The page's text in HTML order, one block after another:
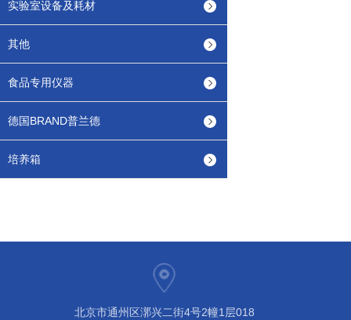
实验室设备及耗材
其他
食品专用仪器
德国BRAND普兰德
培养箱
北京市通州区漷兴二街4号2幢1层018